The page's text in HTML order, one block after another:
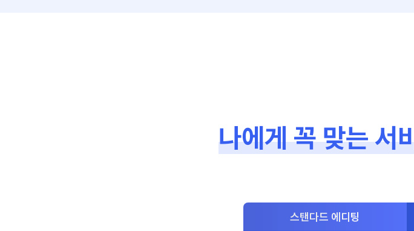
나에게 꼭 맞는 서
스탠다드 에디팅